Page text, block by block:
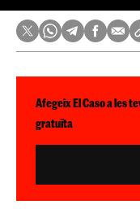
Afegeix El Caso a les
gratuïta